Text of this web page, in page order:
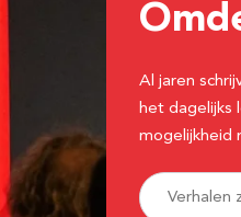
Al jaren
het dagelijks
mogelijkheid